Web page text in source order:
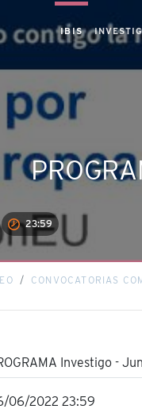
IBIS
23:59
CONVOCATORIAS
Investigo -
06/2022 23:59